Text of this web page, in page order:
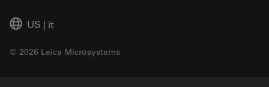
US | it
© 2026 Leica Microsystems